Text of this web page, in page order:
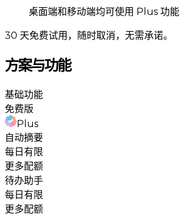
桌面端和移动端均可使用 Plus 功能
30 天免费试用，随时取消，无需承诺。
方案与功能
基础功能
免费版
Plus
自动摘要
每日有限
更多配额
待办助手
每日有限
更多配额